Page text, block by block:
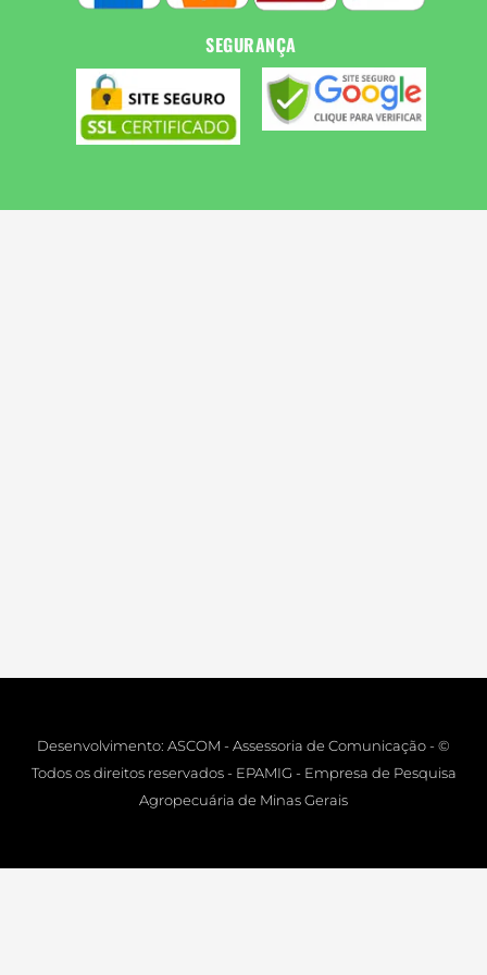
SEGURANÇA
Desenvolvimento: ASCOM - Assessoria de Comunicação - ©
Todos os direitos reservados - EPAMIG - Empresa de Pesquisa
Agropecuária de Minas Gerais